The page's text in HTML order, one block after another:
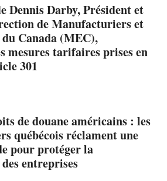
Dennis Darby, Président et
de Manufacturiers et
Canada (MEC),
mesures tarifaires prises en
301
de douane américains : les
québécois réclament une
pour protéger la
entreprises